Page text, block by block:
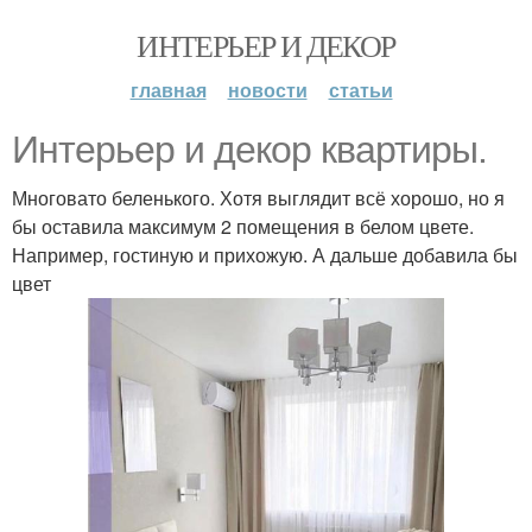
ИНТЕРЬЕР И ДЕКОР
главная новости статьи
Интерьер и декор квартиры.
Многовато беленького. Хотя выглядит всё хорошо, но я
бы оставила максимум 2 помещения в белом цвете.
Например, гостиную и прихожую. А дальше добавила бы
цвет